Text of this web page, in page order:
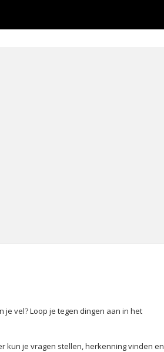
vel? Loop je tegen dingen aan in het
kun je vragen stellen, herkenning vinden en